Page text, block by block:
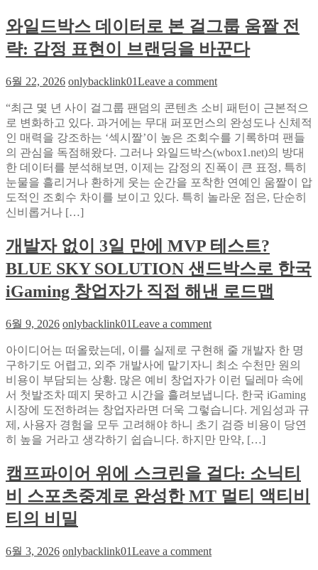
과
의
3
지
결
정
적
차
이
‘제
로
클
GEO
AEO
가
답
이
다
와일드박스 데이터로 본 걸그룹 움짤 전
략: 감정 표현이 브랜딩을 바꾼다
6월 22, 2026 onlybacklink01Leave a commenton
일
드
박
스
데
이
터
걸
그
룹
움
짤
감
정
표
현
이
브
랜
을
바
꾼
“최근 몇 년 사이 걸그룹 팬덤의 콘텐츠 소비 패턴이 근본적으
로 변화하고 있다. 과거에는 무대 퍼포먼스의 완성도나 신체적
인 매력을 강조하는 ‘섹시짤’이 높은 조회수를 기록하며 팬들
의 관심을 독점해왔다. 그러나 와일드박스(wbox1.net)의 방대
한 데이터를 분석해보면, 이제는 감정의 진폭이 큰 표정, 특히
눈물을 흘리거나 환하게 웃는 순간을 포착한 연예인 움짤이 압
도적인 조회수 차이를 보이고 있다. 특히 놀라운 점은, 단순히
신비롭거나 […]
개발자 없이 3일 만에 MVP 테스트?
BLUE SKY SOLUTION 샌드박스로 한국
iGaming 창업자가 직접 해낸 로드맵
6월 9, 2026 onlybacklink01Leave a commenton
발
자
없
이
3
일
만
MVP
테
스
SOLUTION
아이디어는 떠올랐는데, 이를 실제로 구현해 줄 개발자 한 명
구하기도 어렵고, 외주 개발사에 맡기자니 최소 수천만 원의
비용이 부담되는 상황. 많은 예비 창업자가 이런 딜레마 속에
서 첫발조차 떼지 못하고 시간을 흘려보냅니다. 한국 iGaming
시장에 도전하려는 창업자라면 더욱 그렇습니다. 게임성과 규
제, 사용자 경험을 모두 고려해야 하니 초기 검증 비용이 당연
히 높을 거라고 생각하기 쉽습니다. 하지만 만약, […]
캠프파이어 위에 스크린을 걸다: 소닉티
비 스포츠중계로 완성한 MT 멀티 액티비
티의 비밀
6월 3, 2026 onlybacklink01Leave a commenton